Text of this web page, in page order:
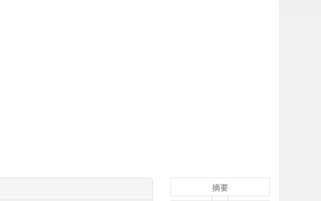
摘要